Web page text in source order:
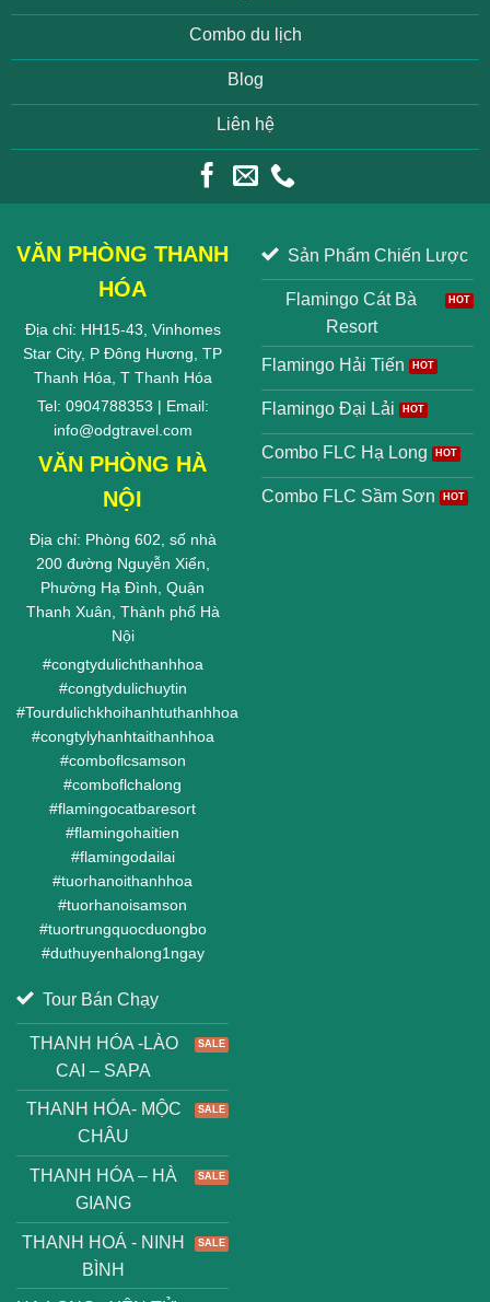
Combo du lịch
Blog
Liên hệ
VĂN PHÒNG THANH
HÓA
Địa chỉ: HH15-43, Vinhomes
Star City, P Đông Hương, TP
Thanh Hóa, T Thanh Hóa
Tel: 0904788353 | Email:
info@odgtravel.com
VĂN PHÒNG HÀ
NỘI
Địa chỉ: Phòng 602, số nhà
200 đường Nguyễn Xiển,
Phường Hạ Đình, Quận
Thanh Xuân, Thành phố Hà
Nội
#congtydulichthanhhoa
#congtydulichuytin
#Tourdulichkhoihanhtuthanhhoa
#congtylyhanhtaithanhhoa
#comboflcsamson
#comboflchalong
#flamingocatbaresort
#flamingohaitien
#flamingodailai
#tuorhanoithanhhoa
#tuorhanoisamson
#tuortrungquocduongbo
#duthuyenhalong1ngay
Sản Phẩm Chiến Lược
Flamingo Cát Bà
Resort
Flamingo Hải Tiến
Flamingo Đại Lải
Combo FLC Hạ Long
Combo FLC Sầm Sơn
Tour Bán Chạy
THANH HÓA -LÀO
CAI – SAPA
THANH HÓA- MỘC
CHÂU
THANH HÓA – HÀ
GIANG
THANH HOÁ - NINH
BÌNH